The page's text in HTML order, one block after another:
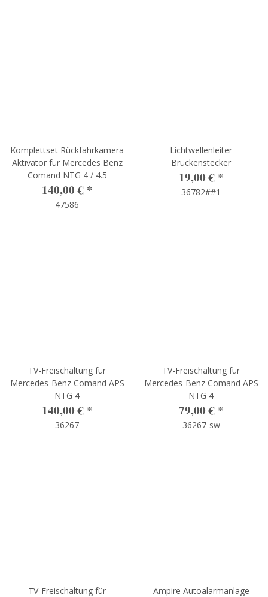
Komplettset Rückfahrkamera
Aktivator für Mercedes Benz
Comand NTG 4 / 4.5
140,00 € *
47586
Lichtwellenleiter
Brückenstecker
19,00 € *
36782##1
TV-Freischaltung für
Mercedes-Benz Comand APS
NTG 4
140,00 € *
36267
TV-Freischaltung für
Mercedes-Benz Comand APS
NTG 4
79,00 € *
36267-sw
TV-Freischaltung für
Ampire Autoalarmanlage